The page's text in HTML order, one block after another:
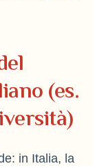
(es.
in Italia, la